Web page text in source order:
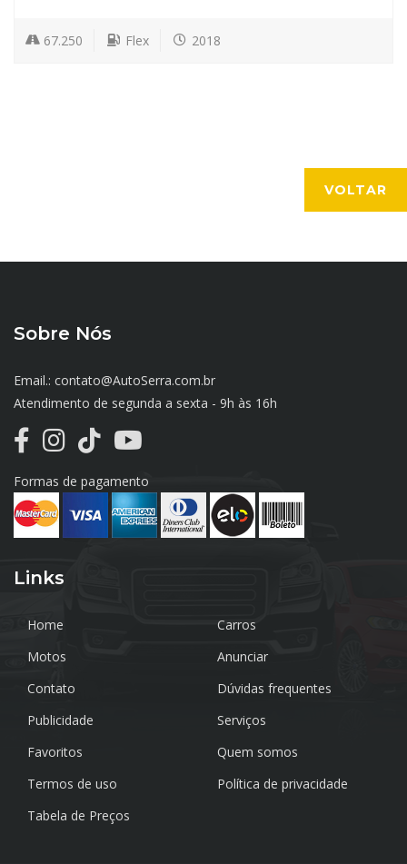
67.250 Flex 2018
VOLTAR
Sobre Nós
Email.: contato@AutoSerra.com.br
Atendimento de segunda a sexta - 9h às 16h
Formas de pagamento
Links
Home
Carros
Motos
Anunciar
Contato
Dúvidas frequentes
Publicidade
Serviços
Favoritos
Quem somos
Termos de uso
Política de privacidade
Tabela de Preços